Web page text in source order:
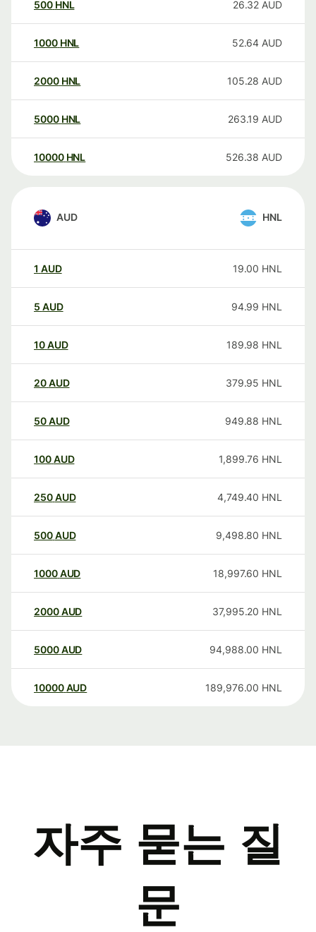
500 HNL 26.32 AUD
1000 HNL 52.64 AUD
2000 HNL 105.28 AUD
5000 HNL 263.19 AUD
10000 HNL 526.38 AUD
AUD HNL
1 AUD 19.00 HNL
5 AUD 94.99 HNL
10AUD 189.98 HNL
20AUD 379.95 HNL
50AUD 949.88 HNL
100AUD 1,899.76 HNL
250AUD 4,749.40 HNL
500AUD 9,498.80 HNL
1000AUD 18,997.60 HNL
2000AUD 37,995.20 HNL
5000AUD 94,988.00 HNL
10000 AUD 189,976.00 HNL
자주 묻는 질
문